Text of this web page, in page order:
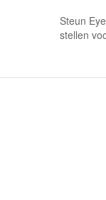
Steun
stellen